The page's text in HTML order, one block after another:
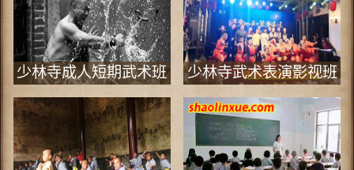
少林寺成人短期武术班 少林寺武术表演影视班